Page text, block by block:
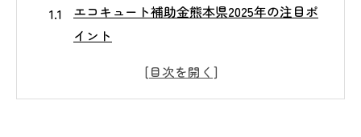
エコキュート補助金熊本県2025年の注目ポ
イント
最新のエコキュート補助金受付状況を解説